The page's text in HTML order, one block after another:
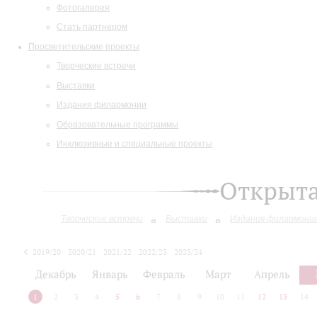
Фотогалерея
Стать партнером
Просветительские проекты
Творческие встречи
Выставки
Издания филармонии
Образовательные программы
Инклюзивные и специальные проекты
Творческие встречи Выставки Издания
2019/20 2020/21 2021/22 2022/23
2023/24
Декабрь Январь Февраль Март Апрель
1 2 3 4 5 6 7 8 9 10 12 13 14